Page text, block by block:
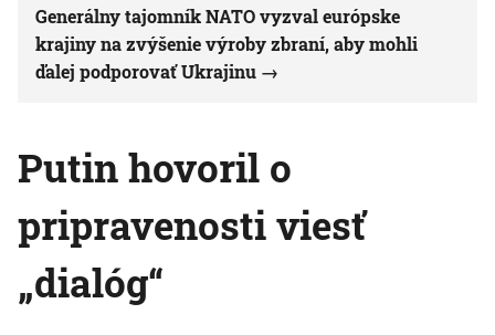
Generálny tajomník NATO vyzval európske
krajiny na zvýšenie výroby zbraní, aby mohli
ďalej podporovať Ukrajinu
Putin hovoril o
pripravenosti viesť
„dialóg“